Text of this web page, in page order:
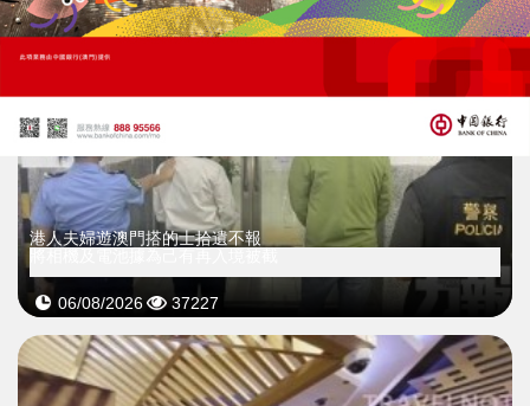
​港人夫婦遊澳門搭的士拾遺不報
06/08/2026 37227